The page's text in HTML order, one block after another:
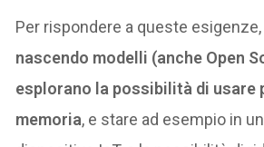
Per rispondere a queste esigenze,
nascendo modelli (anche Open
esplorano la possibilità di usare
memoria, e stare ad esempio in